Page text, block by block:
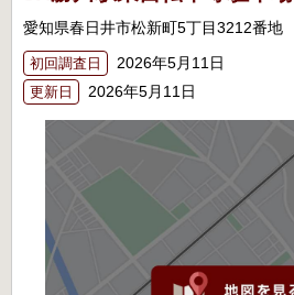
愛知県春日井市松新町5丁目3212番地
初回調査日 2026年5月11日
更新日 2026年5月11日